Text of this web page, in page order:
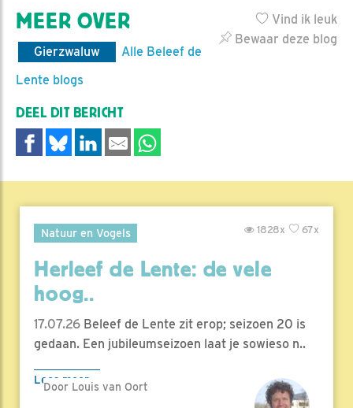
Vind ik leuk
Bewaar deze blog
MEER OVER
Gierzwaluw
Alle Beleef de
Lente blogs
DEEL DIT BERICHT
Natuur en Vogels 67x
1828x
Herleef de Lente: de vele
hoog..
17.07.26 Beleef de Lente zit erop; seizoen 20 is
gedaan. Een jubileumseizoen laat je sowieso n..
Lees meer
Door Louis van Oort